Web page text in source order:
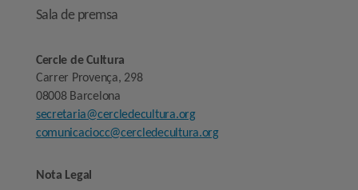
Sala de premsa
Cercle de Cultura
Carrer Provença, 298
08008 Barcelona
secretaria@cercledecultura.org
comunicaciocc@cercledecultura.org
Nota Legal